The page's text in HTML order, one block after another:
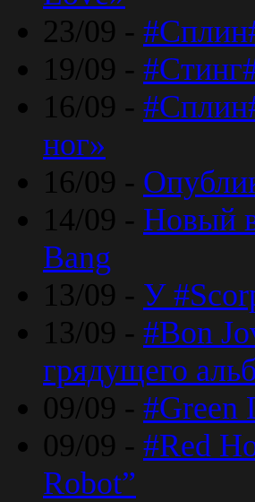
23/09 -
19/09 -
16/09 -
ног»
16/09 -
14/09 - Новый
Bang
13/09 - У
13/09 - #Bon
грядущего
09/09 - #Green
09/09 - #Red
Robot”